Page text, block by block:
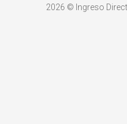
2026 © Ingreso